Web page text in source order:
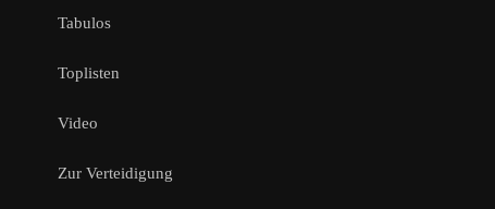
Tabulos
Toplisten
Video
Zur Verteidigung